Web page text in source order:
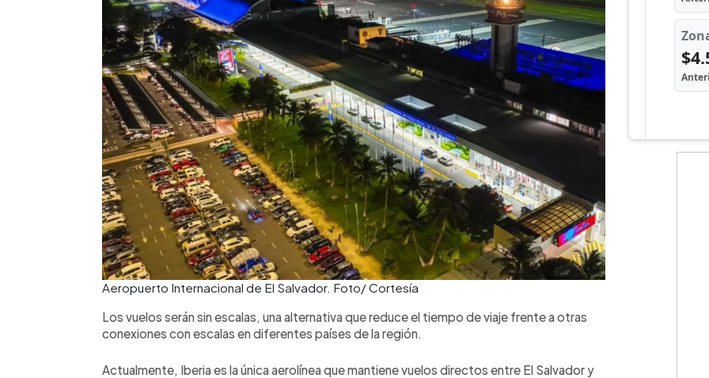
Aeropuerto Internacional de El Salvador. Foto/ Cortesía
Los vuelos serán sin escalas, una alternativa que reduce el tiempo de viaje frente a otras
conexiones con escalas en diferentes países de la región.
Actualmente, Iberia es la única aerolínea que mantiene vuelos directos entre El Salvador y